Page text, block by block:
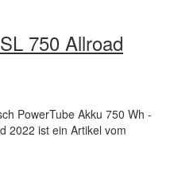
750 Allroad
PowerTube Akku 750 Wh -
2022 ist ein Artikel vom